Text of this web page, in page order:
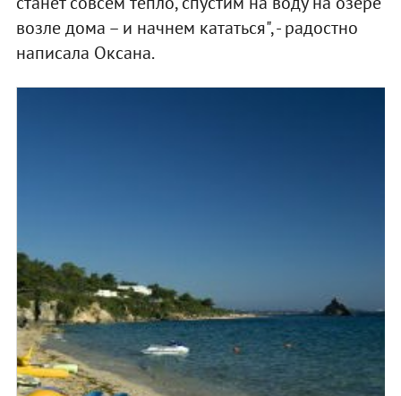
возле дома – и начнем кататься", - радостно
написала Оксана.